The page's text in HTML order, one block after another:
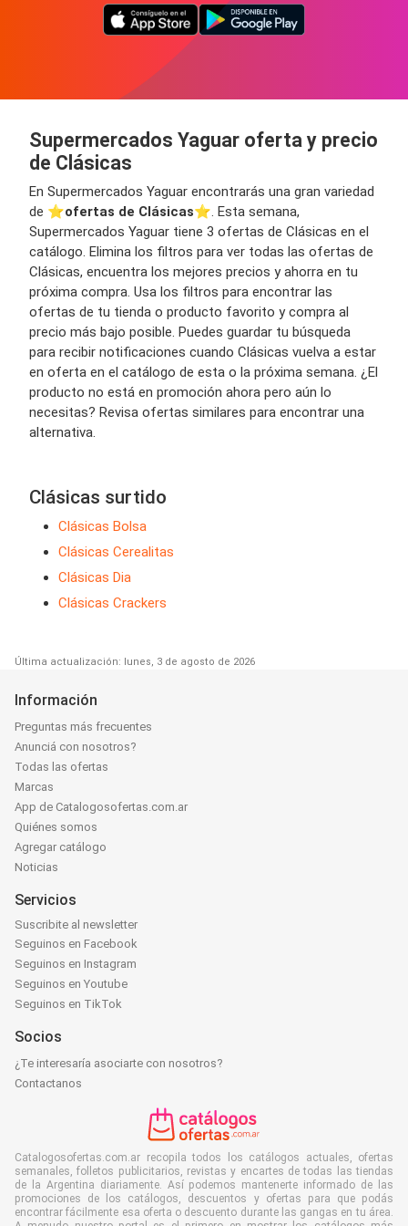
Supermercados Yaguar oferta y precio
de Clásicas
En Supermercados Yaguar encontrarás una gran variedad
de ⭐️ofertas de Clásicas⭐️. Esta semana,
Supermercados Yaguar tiene 3 ofertas de Clásicas en el
catálogo. Elimina los filtros para ver todas las ofertas de
Clásicas, encuentra los mejores precios y ahorra en tu
próxima compra. Usa los filtros para encontrar las
ofertas de tu tienda o producto favorito y compra al
precio más bajo posible. Puedes guardar tu búsqueda
para recibir notificaciones cuando Clásicas vuelva a estar
en oferta en el catálogo de esta o la próxima semana. ¿El
producto no está en promoción ahora pero aún lo
necesitas? Revisa ofertas similares para encontrar una
alternativa.
Clásicas surtido
Clásicas Bolsa
Clásicas Cerealitas
Clásicas Dia
Clásicas Crackers
Última actualización: lunes, 3 de agosto de 2026
Información
Preguntas más frecuentes
Anunciá con nosotros?
Todas las ofertas
Marcas
App de Catalogosofertas.com.ar
Quiénes somos
Agregar catálogo
Noticias
Servicios
Suscribite al newsletter
Seguinos en Facebook
Seguinos en Instagram
Seguinos en Youtube
Seguinos en TikTok
Socios
¿Te interesaría asociarte con nosotros?
Contactanos
Catalogosofertas.com.ar recopila todos los catálogos actuales, ofertas
semanales, folletos publicitarios, revistas y encartes de todas las tiendas
de la Argentina diariamente. Así podemos mantenerte informado de las
promociones de los catálogos, descuentos y ofertas para que podás
encontrar fácilmente esa oferta o descuento durante las gangas en tu área.